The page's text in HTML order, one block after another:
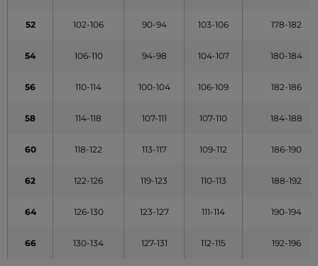
52 102-106 90-94 103-106 178-182
54 106-110 94-98 104-107 180-184
56 110-114 100-104 106-109 182-186
58 114-118 107-111 107-110 184-188
60 118-122 113-117 109-112 186-190
62 122-126 119-123 110-113 188-192
64 126-130 123-127 111-114 190-194
66 130-134 127-131 112-115 192-196